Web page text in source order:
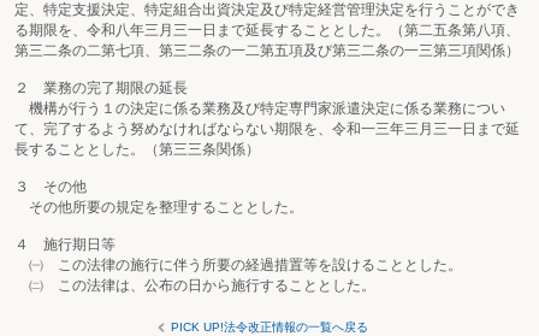
定、特定支援決定、特定組合出資決定及び特定経営管理決定を行うことができ
る期限を、令和八年三月三一日まで延長することとした。（第二五条第八項、
第三二条の二第七項、第三二条の一二第五項及び第三二条の一三第三項関係）
２ 業務の完了期限の延長
機構が行う１の決定に係る業務及び特定専門家派遣決定に係る業務につい
て、完了するよう努めなければならない期限を、令和一三年三月三一日まで延
長することとした。（第三三条関係）
３ その他
その他所要の規定を整理することとした。
４ 施行期日等
㈠ この法律の施行に伴う所要の経過措置等を設けることとした。
㈡ この法律は、公布の日から施行することとした。
PICK UP!法令改正情報の一覧へ戻る